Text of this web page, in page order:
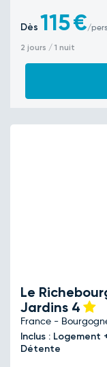
Dès 115€/pers
2 jours / 1 nuit
Le
Jardins 4
France -
Inclus : Logement
Détente